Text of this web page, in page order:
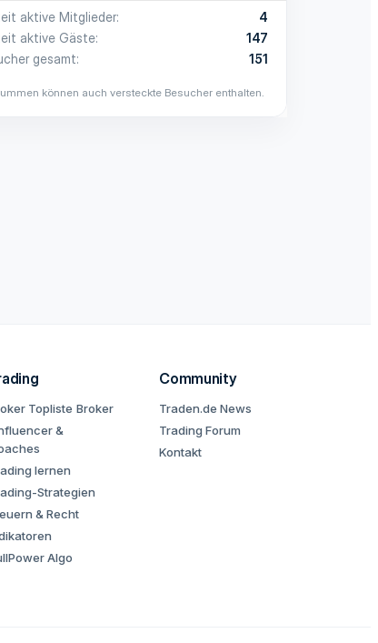
aktive Mitglieder
4
aktive Gäste
147
gesamt
151
können auch versteckte Besucher enthalten.
Topliste Broker
&
lernen
Strategien
& Recht
Algo
Community
Traden.de News
Trading Forum
Kontakt